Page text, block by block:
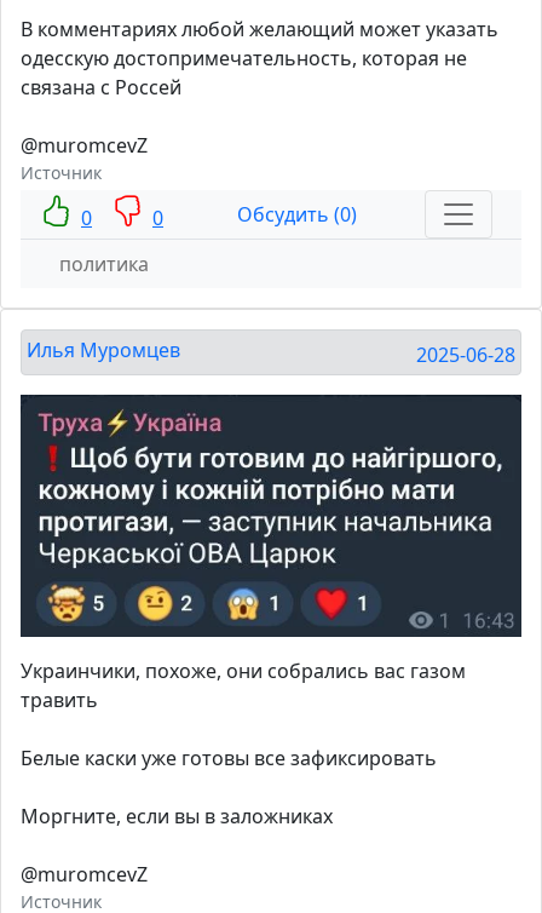
В комментариях любой желающий может указать
одесскую достопримечательность, которая не
связана с Россей
@muromcevZ
Источник
0 0
Обсудить (0)
политика
Илья Муромцев 2025-06-28
Украинчики, похоже, они собрались вас газом
травить
Белые каски уже готовы все зафиксировать
Моргните, если вы в заложниках
@muromcevZ
Источник